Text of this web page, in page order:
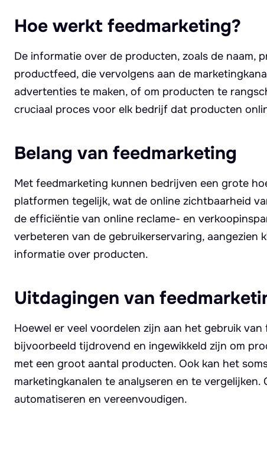
Hoe werkt feedmarketing?
De informatie over de producten, zoals de naam,
productfeed, die vervolgens aan de
advertenties te maken, of om producten te
cruciaal proces voor elk bedrijf dat producten
Belang van feedmarketing
Met feedmarketing kunnen bedrijven een grote
platformen tegelijk, wat de online zichtbaarheid
de efficiëntie van online reclame- en
verbeteren van de gebruikerservaring,
informatie over producten.
Uitdagingen van
Hoewel er veel voordelen zijn aan het gebruik
bijvoorbeeld tijdrovend en ingewikkeld zijn om
met een groot aantal producten. Ook kan het
marketingkanalen te analyseren en te
automatiseren en vereenvoudigen.